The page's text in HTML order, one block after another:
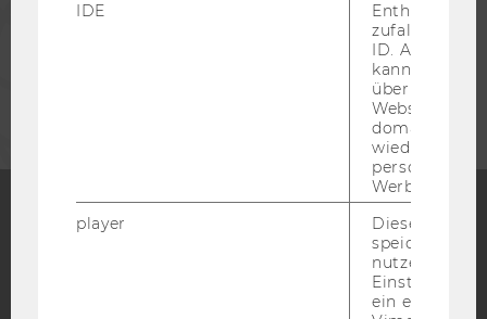
MITARBEITENDE
Blog
IDE
Enthält eine
ID. Anhand
kann Google
über
Websites
Werbung
player
Dieses Cookie
speichert
ein